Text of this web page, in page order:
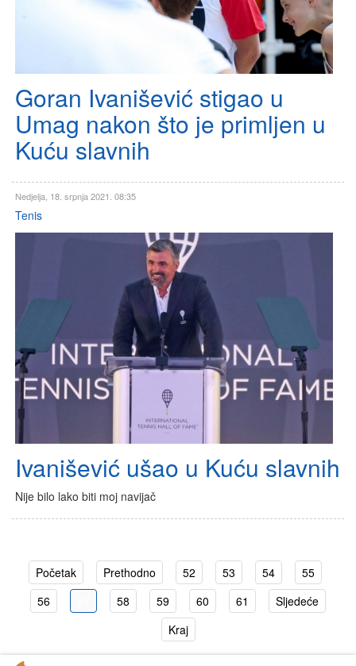
Goran Ivanišević stigao u
Umag nakon što je primljen u
Kuću slavnih
Nedjelja, 18. srpnja 2021. 08:35
Tenis
Ivanišević ušao u Kuću slavnih
Nije bilo lako biti moj navijač
Početak Prethodno 52 53 54
55
56
58 59 60 61
Sljedeće
Kraj